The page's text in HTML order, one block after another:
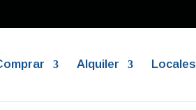
Alquiler Locales